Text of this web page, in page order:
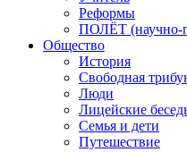
Реформы
ПОЛЁТ (научно-
Общество
История
Свободная
Люди
Лицейские
Семья и дети
Путешествие